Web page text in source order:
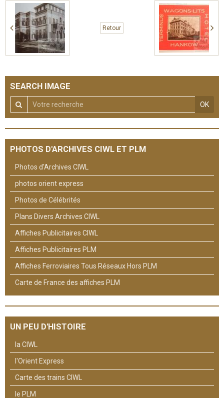
Retour
SEARCH IMAGE
OK
PHOTOS D'ARCHIVES CIWL ET PLM
Photos d'Archives CIWL
photos orient express
Photos de Célébrités
Plans Divers Archives CIWL
Affiches Publicitaires CIWL
Affiches Publicitaires PLM
Affiches Ferroviaires Tous Réseaux Hors PLM
Carte de France des affiches PLM
UN PEU D'HISTOIRE
la CIWL
l'Orient Express
Carte des trains CIWL
le PLM